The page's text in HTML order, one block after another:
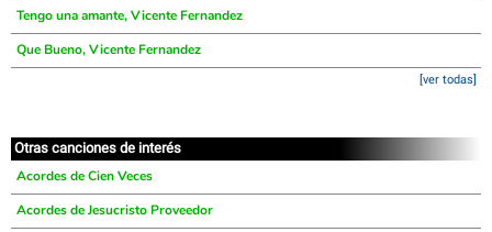
Tengo una amante, Vicente Fernandez
Que Bueno, Vicente Fernandez
[ver todas]
Otras canciones de interés
Acordes de Cien Veces
Acordes de Jesucristo Proveedor